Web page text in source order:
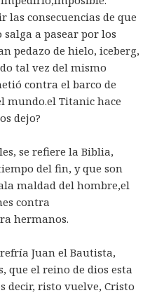
las consecuencias de que
a pasear por los
pedazo de hielo, iceberg,
tal vez del mismo
contra el barco de
mundo.el Titanic hace
dejo?
se refiere la Biblia,
del fin, y que son
maldad del hombre,el
contra
hermanos.
Juan el Bautista,
que el reino de dios esta
decir, risto vuelve, Cristo